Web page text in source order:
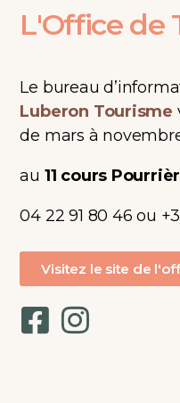
L'Office de
Le bureau
Luberon Tourisme
de mars à
au 11 cours
04 22 91 80 46 ou
Visitez le site de